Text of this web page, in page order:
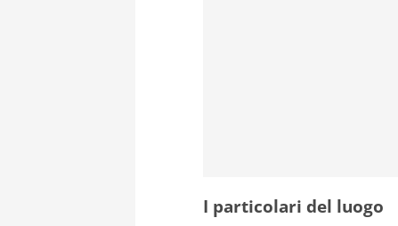
I particolari del luogo